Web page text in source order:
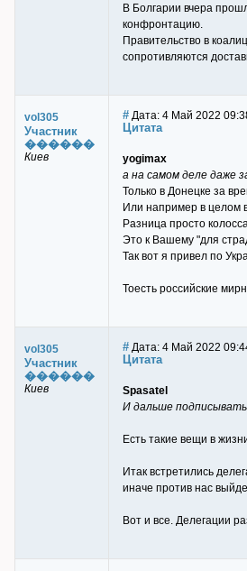
В Болгарии вчера
конфронтацию.
Правительство в
сопротивляются
vol305
Участник
������
Киев
# Дата: 4 Май 2022
Цитата
yogimax
а на самом деле даже
Только в Донецке за
Или например в целом
Разница просто
Это к Вашему "для
Так вот я привел по
Тоесть российские
vol305
Участник
������
Киев
# Дата: 4 Май 2022
Цитата
Spasatel
И дальше подписывать
Есть такие вещи в
Итак встретились
иначе против нас
Вот и все. Делегации